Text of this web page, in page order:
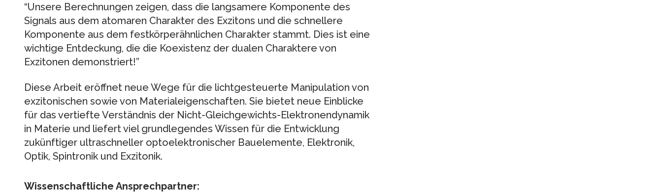
“Unsere Berechnungen zeigen, dass die langsamere Komponente des
Signals aus dem atomaren Charakter des Exzitons und die schnellere
Komponente aus dem festkörperähnlichen Charakter stammt. Dies ist eine
wichtige Entdeckung, die die Koexistenz der dualen Charaktere von
Exzitonen demonstriert!”
Diese Arbeit eröffnet neue Wege für die lichtgesteuerte Manipulation von
exzitonischen sowie von Materialeigenschaften. Sie bietet neue Einblicke
für das vertiefte Verständnis der Nicht-Gleichgewichts-Elektronendynamik
in Materie und liefert viel grundlegendes Wissen für die Entwicklung
zukünftiger ultraschneller optoelektronischer Bauelemente, Elektronik,
Optik, Spintronik und Exzitonik.
Wissenschaftliche Ansprechpartner: